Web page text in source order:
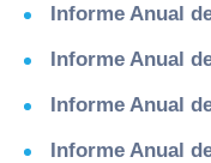
Informe Anual
Informe Anual
Informe Anual
Informe Anual